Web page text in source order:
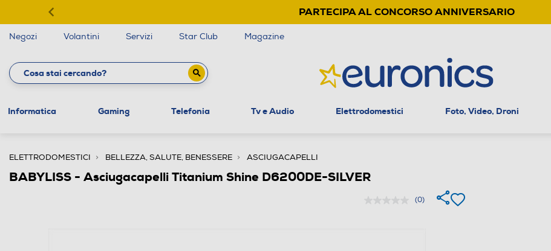
PARTECIPA AL CONCORSO ANNIVERSARIO
Negozi Volantini Servizi Star Club Magazine
Informatica Gaming Telefonia Tv e Audio Elettrodomestici Foto, Video, Droni
ELETTRODOMESTICI BELLEZZA, SALUTE, BENESSERE ASCIUGACAPELLI
BABYLISS - Asciugacapelli Titanium Shine D6200DE-SILVER
(0)